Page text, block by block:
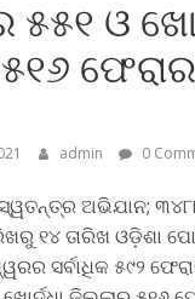
୫୫୧ ଓ
admin 0
ଅଭିଯାନ;
୧୪ ତାରିଖ ଓଡ଼ିଶା
ସର୍ବାଧିକ ୫୯୨